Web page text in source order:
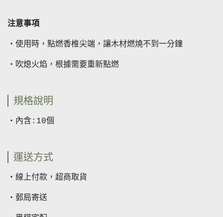
注意事項
・使用時，點燃香椎尖端，讓木材燃燒不到一分鐘
・吹熄火焰，根據需要重新點燃
規格說明
・內含:10個
運送方式
・線上付款，超商取貨
・郵局寄送